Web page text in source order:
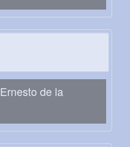
de la